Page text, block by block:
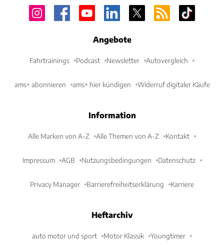
Angebote
Fahrtrainings Podcast Newsletter Autovergleich
ams+ abonnieren ams+ hier kündigen Widerruf digitaler Käufe
Information
Alle Marken von A-Z Alle Themen von A-Z Kontakt
Impressum AGB Nutzungsbedingungen Datenschutz
Privacy Manager Barrierefreiheitserklärung Karriere
Heftarchiv
auto motor und sport Motor Klassik Youngtimer